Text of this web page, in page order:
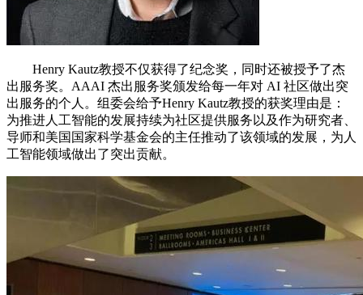
Henry Kautz教授不仅获得了纪念奖，同时还被授予了杰
出服务奖。AAAI 杰出服务奖颁发给每一年对 AI 社区做出突
出服务的个人。组委会给予Henry Kautz教授的获奖理由是：
为推进人工智能的发展持续为社区提供服务以及作为研究者、
导师和美国国家科学基金会的主任推动了该领域的发展，为人
工智能领域做出了突出贡献。